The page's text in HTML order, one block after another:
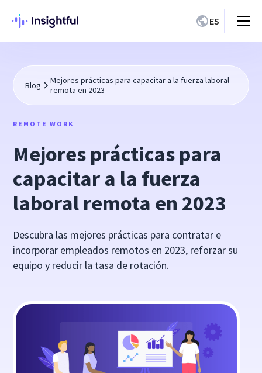
ES
Blog
Mejores prácticas para capacitar a la fuerza laboral
remota en 2023
REMOTE WORK
Mejores prácticas para
capacitar a la fuerza
laboral remota en 2023
Descubra las mejores prácticas para contratar e
incorporar empleados remotos en 2023, reforzar su
equipo y reducir la tasa de rotación.